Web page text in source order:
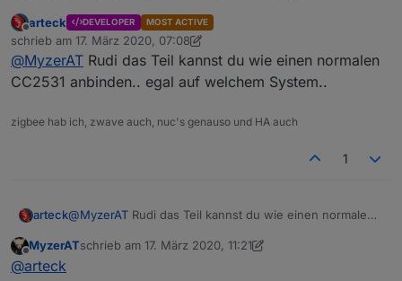
Lieferung 1A ***
Nun zu meiner Frage, kann man die Platine auch auf
der Synology DS anwenden, finde dazu keine Info?
Offline
arteck DEVELOPER MOST ACTIVE
schrieb am 17. März 2020, 07:08
zuletzt editiert von arteck
@MyzerAT Rudi das Teil kannst du wie einen normalen
CC2531 anbinden.. egal auf welchem System..
zigbee hab ich, zwave auch, nuc's genauso und HA auch
1
arteck@MyzerAT Rudi das Teil kannst du wie einen normalen
Offline
MyzerATschrieb am 17. März 2020, 11:21
zuletzt editiert von MyzerAT
@arteck